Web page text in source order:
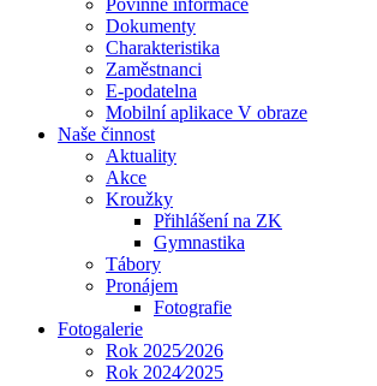
Povinné informace
Dokumenty
Charakteristika
Zaměstnanci
E-podatelna
Mobilní aplikace V obraze
Naše činnost
Aktuality
Akce
Kroužky
Přihlášení na ZK
Gymnastika
Tábory
Pronájem
Fotografie
Fotogalerie
Rok 2025⁄2026
Rok 2024⁄2025